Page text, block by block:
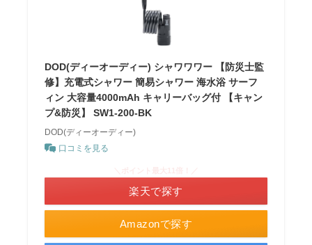
DOD(ディーオーディー) シャワワワー 【防災士監
修】充電式シャワー 簡易シャワー 海水浴 サーフ
ィン 大容量4000mAh キャリーバッグ付 【キャン
プ&防災】 SW1-200-BK
DOD(ディーオーディー)
口コミを見る
Amazonで探す
楽天で探す